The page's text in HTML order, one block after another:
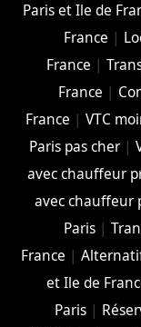
Paris et Ile de
France |
France |
France |
France |VTC
Paris pas cher |
avec chauffeur
avec chauffeur
Paris|
France |
et Ile de
Paris |